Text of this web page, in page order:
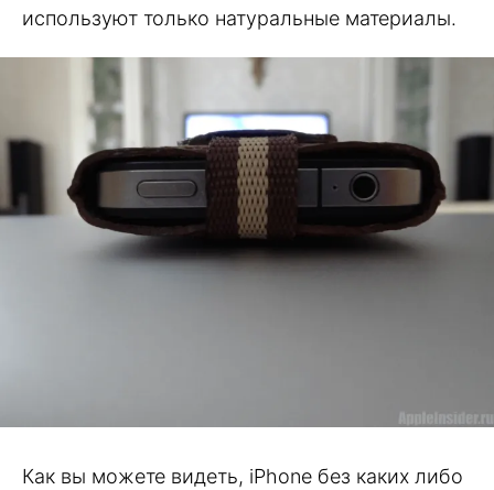
используют только натуральные материалы.
Как вы можете видеть, iPhone без каких либо